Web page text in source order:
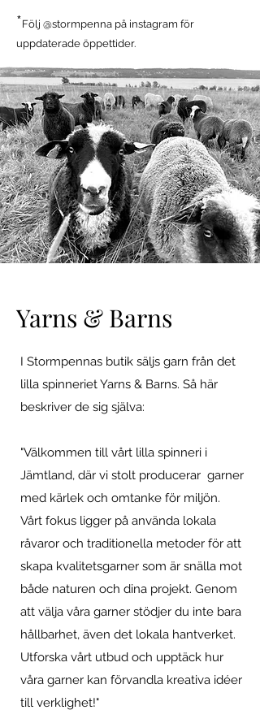
*Följ @stormpenna på instagram för
uppdaterade öppettider.
Yarns & Barns
I Stormpennas butik säljs garn från det
lilla spinneriet Yarns & Barns. Så här
beskriver de sig själva:
"Välkommen till vårt lilla spinneri i
Jämtland, där vi stolt producerar garner
med kärlek och omtanke för miljön.
Vårt fokus ligger på använda lokala
råvaror och traditionella metoder för att
skapa kvalitetsgarner som är snälla mot
både naturen och dina projekt. Genom
att välja våra garner stödjer du inte bara
hållbarhet, även det lokala hantverket.
Utforska vårt utbud och upptäck hur
våra garner kan förvandla kreativa idéer
till verklighet!"